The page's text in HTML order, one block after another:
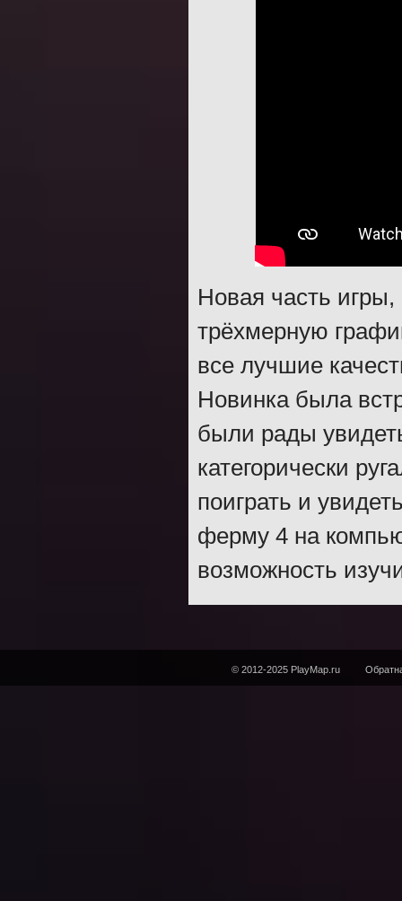
Новая часть
трёхмерную
все лучшие
Новинка была
были рады
категорически
поиграть и
ферму 4 на
возможность
© 2012-2025 PlayMap.ru